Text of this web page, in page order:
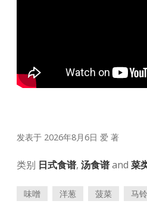
发表于 2026年8月6日 爱 著
类别 日式食谱, 汤食谱and 菜
味噌 洋葱 菠菜 马